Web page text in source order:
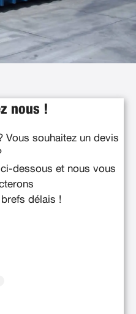
nous !
Vous souhaitez un devis
dessous et nous vous
délais !